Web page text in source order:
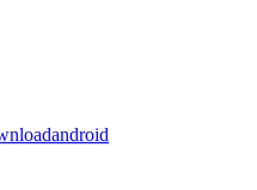
android